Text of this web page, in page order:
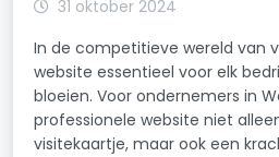
31 oktober 2024
In de competitieve wereld van
website essentieel voor elk
bloeien. Voor ondernemers in
professionele website niet
visitekaartje, maar ook een